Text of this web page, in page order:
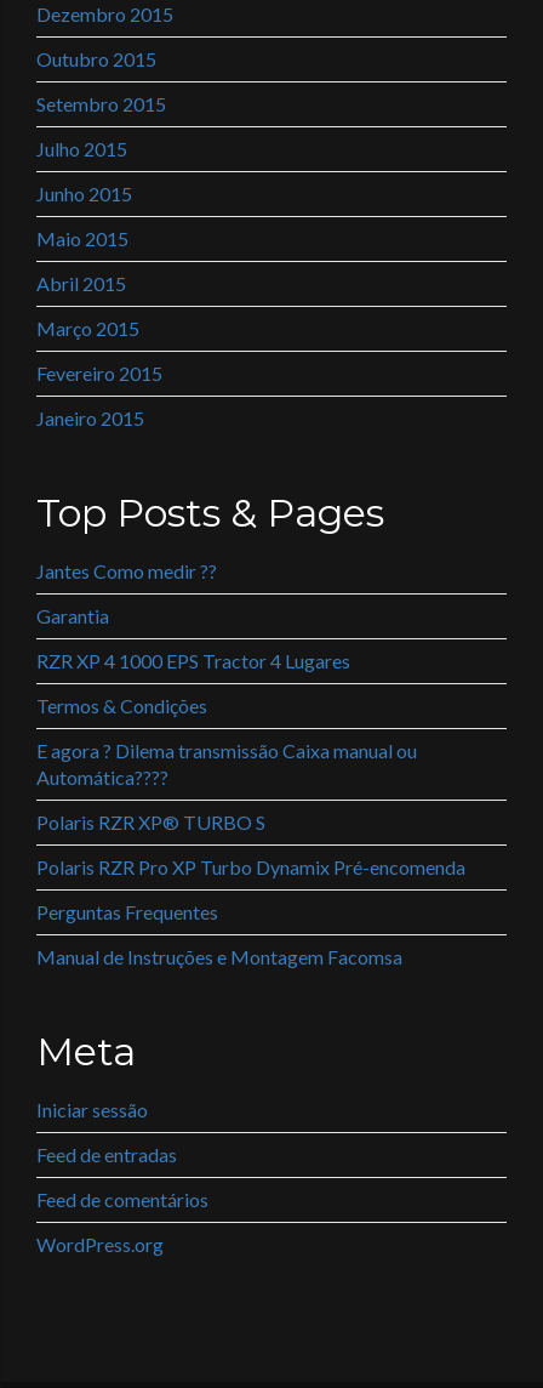
Dezembro 2015
Outubro 2015
Setembro 2015
Julho 2015
Junho 2015
Maio 2015
Abril 2015
Março 2015
Fevereiro 2015
Janeiro 2015
Top Posts & Pages
Jantes Como medir ??
Garantia
RZR XP 4 1000 EPS Tractor 4 Lugares
Termos & Condições
E agora ? Dilema transmissão Caixa manual ou
Automática????
Polaris RZR XP® TURBO S
Polaris RZR Pro XP Turbo Dynamix Pré-encomenda
Perguntas Frequentes
Manual de Instruções e Montagem Facomsa
Meta
Iniciar sessão
Feed de entradas
Feed de comentários
WordPress.org